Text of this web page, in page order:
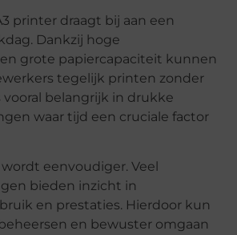
printer draagt bij aan een
Dankzij hoge
grote papiercapaciteit kunnen
tegelijk printen zonder
vooral belangrijk in drukke
waar tijd een cruciale factor
eenvoudiger. Veel
bieden inzicht in
en prestaties. Hierdoor kun
en bewuster omgaan